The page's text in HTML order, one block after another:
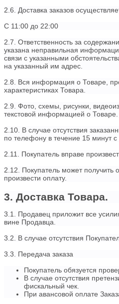
2.6. Доставка заказов
С 11:00 до 22:00
2.7. Ответственность за
указана неправильная
связи с указанными
на указанный им адрес.
2.8. Вся информация о Товаре,
характеристиках Товара.
2.9. Фото, схемы, рисунки,
текстовой информацией о
2.10. В случае отсутствия
по телефону в течение 15 минут
2.11. Покупатель вправе
2.12. Покупатель может
произвести оплату.
3. Доставка Товара.
3.1. Продавец приложит все
вине Продавца.
3.2. В случае отсутствия
3.3. Передача заказа
Покупатель обязуется
В случае отсутствия
фискальный чек.
При авансовой оплате